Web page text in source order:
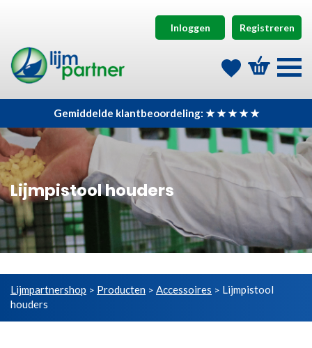
Inloggen Registreren
Gemiddelde klantbeoordeling: ★ ★ ★ ★ ★
Lijmpistool houders
Lijmpartnershop > Producten > Accessoires > Lijmpistool
houders